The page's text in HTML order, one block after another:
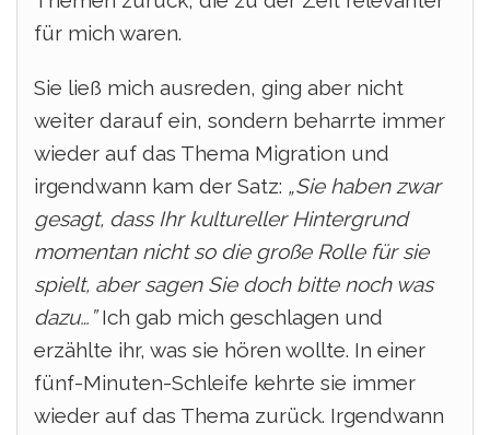
für mich waren.
Sie ließ mich ausreden, ging aber nicht
weiter darauf ein, sondern beharrte immer
wieder auf das Thema Migration und
irgendwann kam der Satz: „Sie haben zwar
gesagt, dass Ihr kultureller Hintergrund
momentan nicht so die große Rolle für sie
spielt, aber sagen Sie doch bitte noch was
dazu…”Ich gab mich geschlagen und
erzählte ihr, was sie hören wollte. In einer
fünf-Minuten-Schleife kehrte sie immer
wieder auf das Thema zurück. Irgendwann